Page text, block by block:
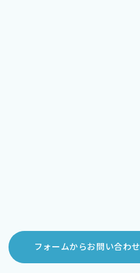
フォームからお問い合わせ